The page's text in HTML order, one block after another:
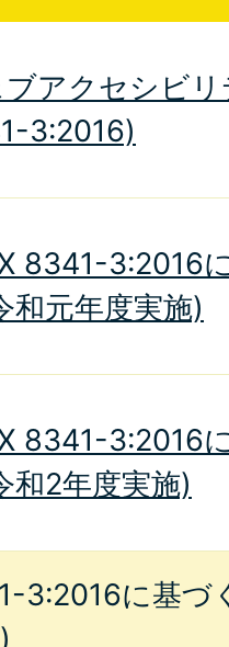
ブアクセシビ
3:2016)
8341-3:2016
和元年度実施)
8341-3:2016
和2年度実施)
3:2016に基づ